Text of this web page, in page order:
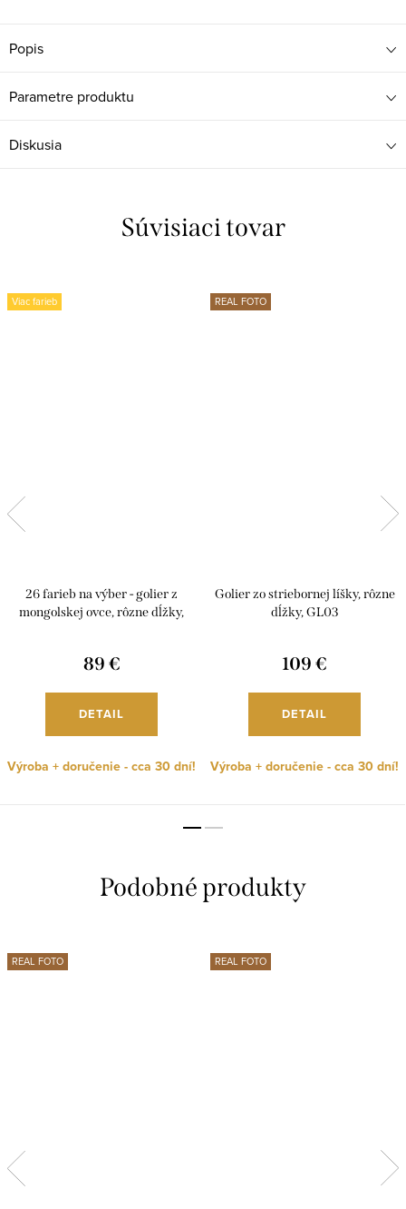
Popis
Parametre produktu
Diskusia
Súvisiaci tovar
Viac farieb
26 farieb na výber - golier z
mongolskej ovce, rôzne dĺžky,
89 €
DETAIL
Výroba + doručenie - cca 30 dní!
REAL FOTO
Golier zo striebornej líšky, rôzne
dĺžky, GL03
109 €
DETAIL
Výroba + doručenie - cca 30 dní!
REAL FOTO REAL FOTO